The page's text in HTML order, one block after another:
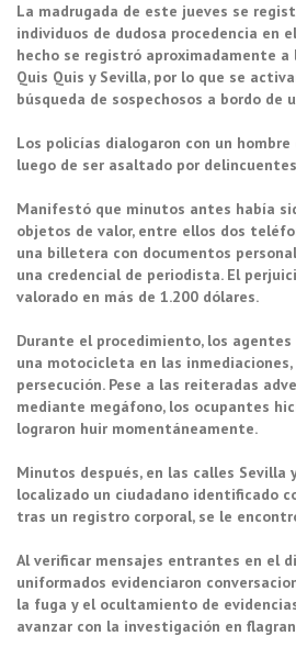
La madrugada de este jueves se
individuos de dudosa procedencia en
hecho se registró aproximadamente a
Quis Quis y Sevilla, por lo que se
búsqueda de sospechosos a bordo de
Los policías dialogaron con un
luego de ser asaltado por
Manifestó que minutos antes había
objetos de valor, entre ellos dos
una billetera con documentos
una credencial de periodista. El
valorado en más de 1.200 dólares.
Durante el procedimiento, los agentes
una motocicleta en las
persecución. Pese a las reiteradas
mediante megáfono, los ocupantes
lograron huir momentáneamente.
Minutos después, en las calles Sevilla
localizado un ciudadano identificado
tras un registro corporal, se le
Al verificar mensajes entrantes en el
uniformados evidenciaron
la fuga y el ocultamiento de
avanzar con la investigación en